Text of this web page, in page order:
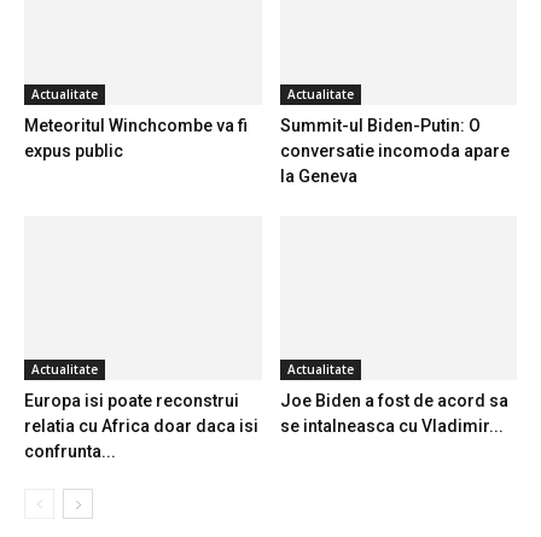
Actualitate
Meteoritul Winchcombe va fi
expus public
Actualitate
Summit-ul Biden-Putin: O
conversatie incomoda apare
la Geneva
Actualitate
Europa isi poate reconstrui
relatia cu Africa doar daca isi
confrunta...
Actualitate
Joe Biden a fost de acord sa
se intalneasca cu Vladimir...